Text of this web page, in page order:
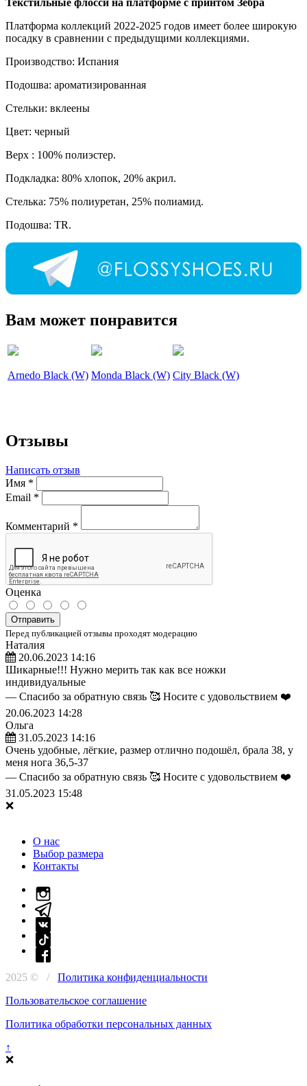
Платформа коллекций 2022-2025 годов имеет более широкую
посадку в сравнении с предыдущими коллекциями.
Производство: Испания
Подошва: ароматизированная
Стельки: вклеены
Цвет: черный
Верх : 100% полиэстер.
Подкладка: 80% хлопок, 20% акрил.
Стелька: 75% полиуретан, 25% полиамид.
Подошва: TR.
Вам может понравится
Arnedo Black (W) Monda Black (W) City Black (W)
Отзывы
Написать отзыв
Имя *
Email *
Комментарий *
Оценка
Отправить
Перед публикацией отзывы проходят модерацию
Наталия
20.06.2023 14:16
Шикарные!!! Нужно мерить так как все ножки
индивидуальные
— Спасибо за обратную связь 🥰 Носите с удовольствием ❤️
20.06.2023 14:28
Ольга
31.05.2023 14:16
Очень удобные, лёгкие, размер отлично подошёл, брала 38, у
меня нога 36,5-37
— Спасибо за обратную связь 🥰 Носите с удовольствием ❤️
31.05.2023 15:48
О нас
Выбор размера
Контакты
2025 © / Политика конфиденциальности
Пользовательское соглашение
Политика обработки персональных данных
↑